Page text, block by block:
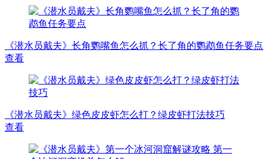
《潜水员戴夫》长角鹦嘴鱼怎么抓？长了角的鹦鹉鱼任务要点
查看
《潜水员戴夫》绿色皮皮虾怎么打？绿皮虾打法技巧
查看